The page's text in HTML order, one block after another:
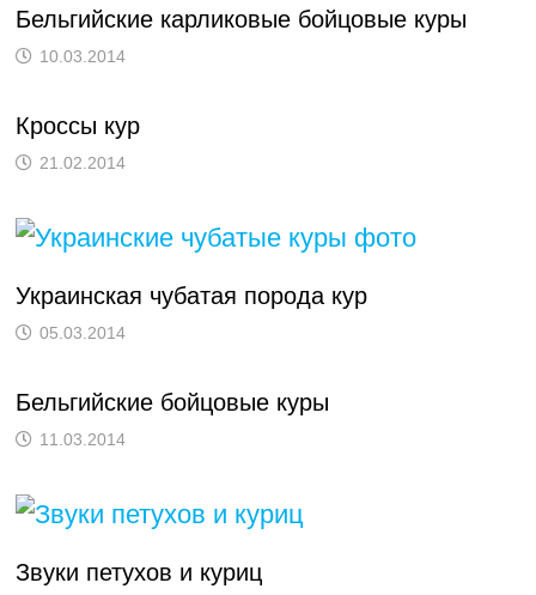
Бельгийские карликовые бойцовые куры
10.03.2014
Кроссы кур
21.02.2014
Украинская чубатая порода кур
05.03.2014
Бельгийские бойцовые куры
11.03.2014
Звуки петухов и куриц